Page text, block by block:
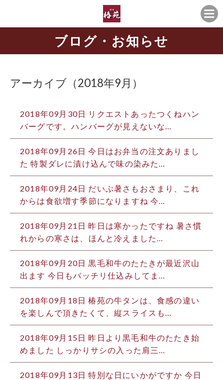
ブログ・お知らせ
アーカイブ（2018年9月）
2018年09月30日 リクエストあったつくねハン
バーグです。ハンバーグが見えないな…
2018年09月26日 今日はお弁当の注文ありまし
た 特製ダレに漬け込んで味の染みた…
2018年09月24日 だいぶ暑さもおさまり、これ
からは食欲増す季節になりますね 今…
2018年09月21日 昨日は寒かったですね 暑さ慣
れからの寒さは、ほんと冷えました…
2018年09月20日 黒毛和牛のたたきが最近沢山
出ます 今日もバッチリ仕込みしてま…
2018年09月18日 椿苑の牛タンは、食感の違い
を楽しんで頂きたくて、縦スライスも…
2018年09月15日 昨日より黒毛和牛のたたき始
めました しっかりサシの入った肩三…
2018年09月13日 特別な日にいかがですか 今日